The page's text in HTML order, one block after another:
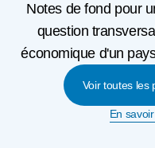
Notes de fond pour
question
économique d'un
Voir toutes les
En